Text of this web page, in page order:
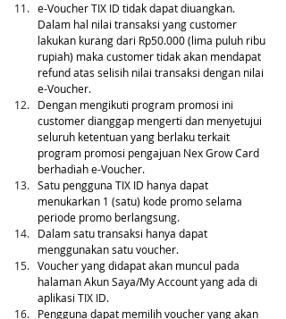
e-Voucher TIX ID tidak dapat diuangkan.
Dalam hal nilai transaksi yang customer
lakukan kurang dari Rp50.000 (lima puluh ribu
rupiah) maka customer tidak akan mendapat
refund atas selisih nilai transaksi dengan nilai
e-Voucher.
Dengan mengikuti program promosi ini
customer dianggap mengerti dan menyetujui
seluruh ketentuan yang berlaku terkait
program promosi pengajuan Nex Grow Card
berhadiah e-Voucher.
Satu pengguna TIX ID hanya dapat
menukarkan 1 (satu) kode promo selama
periode promo berlangsung.
Dalam satu transaksi hanya dapat
menggunakan satu voucher.
Voucher yang didapat akan muncul pada
halaman Akun Saya/My Account yang ada di
aplikasi TIX ID.
Pengguna dapat memilih voucher yang akan